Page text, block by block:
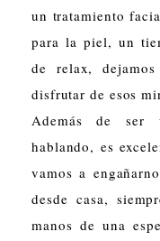
un tratamiento
para la piel, un
de relax,
disfrutar de esos
Además de ser
hablando, es
vamos a
desde casa,
manos de una